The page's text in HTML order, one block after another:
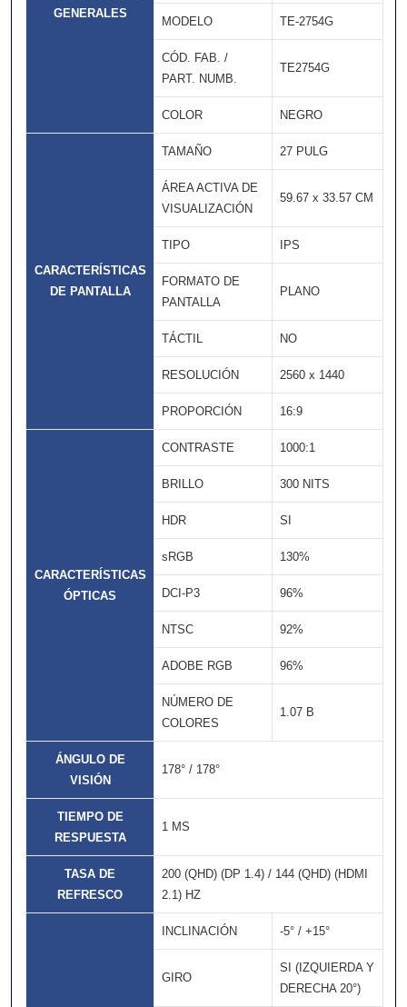
GENERALES
MODELO TE-2754G
CÓD. FAB. /
PART. NUMB.
TE2754G
COLOR NEGRO
CARACTERÍSTICAS
DE PANTALLA
TAMAÑO 27 PULG
ÁREA ACTIVA DE
VISUALIZACIÓN
59.67 x 33.57 CM
TIPO IPS
FORMATO DE
PANTALLA
PLANO
TÁCTIL NO
RESOLUCIÓN 2560 x 1440
PROPORCIÓN 16:9
CARACTERÍSTICAS
ÓPTICAS
CONTRASTE 1000:1
BRILLO 300 NITS
HDR SI
sRGB 130%
DCI-P3 96%
NTSC 92%
ADOBE RGB 96%
NÚMERO DE
COLORES
1.07 B
ÁNGULO DE
VISIÓN
178° / 178°
TIEMPO DE
RESPUESTA
1 MS
TASA DE
REFRESCO
200 (QHD) (DP 1.4) / 144 (QHD) (HDMI
2.1) HZ
INCLINACIÓN -5° / +15°
GIRO
SI (IZQUIERDA Y
DERECHA 20°)